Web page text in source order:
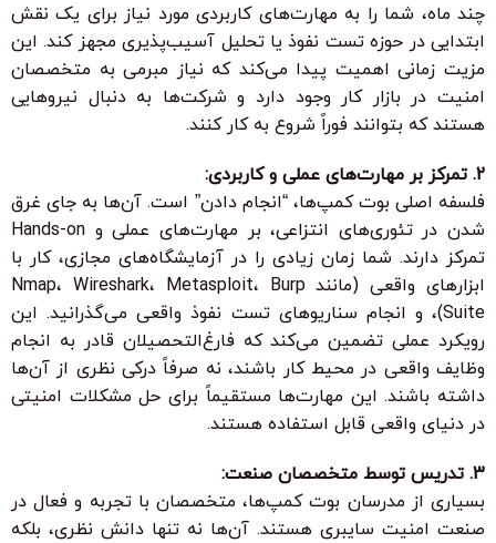
چند ماه، شما را به مهارت‌های کاربردی مورد نیاز برای یک نقش
ابتدایی در حوزه تست نفوذ یا تحلیل آسیب‌پذیری مجهز کند. این
مزیت زمانی اهمیت پیدا می‌کند که نیاز مبرمی به متخصصان
امنیت در بازار کار وجود دارد و شرکت‌ها به دنبال نیروهایی
هستند که بتوانند فوراً شروع به کار کنند.
2. تمرکز بر مهارت‌های عملی و کاربردی:
فلسفه اصلی بوت کمپ‌ها، “انجام دادن” است. آن‌ها به جای غرق
شدن در تئوری‌های انتزاعی، بر مهارت‌های عملی و Hands-on
تمرکز دارند. شما زمان زیادی را در آزمایشگاه‌های مجازی، کار با
ابزارهای واقعی (مانند Nmap، Wireshark، Metasploit، Burp
Suite)، و انجام سناریوهای تست نفوذ واقعی می‌گذرانید. این
رویکرد عملی تضمین می‌کند که فارغ‌التحصیلان قادر به انجام
وظایف واقعی در محیط کار باشند، نه صرفاً درکی نظری از آن‌ها
داشته باشند. این مهارت‌ها مستقیماً برای حل مشکلات امنیتی
در دنیای واقعی قابل استفاده هستند.
3. تدریس توسط متخصصان صنعت:
بسیاری از مدرسان بوت کمپ‌ها، متخصصان با تجربه و فعال در
صنعت امنیت سایبری هستند. آن‌ها نه تنها دانش نظری، بلکه